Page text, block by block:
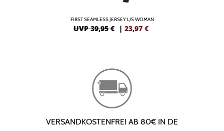
FIRST SEAMLESS JERSEY L/S WOMAN
UVP 39,95 € | 23,97 €
VERSANDKOSTENFREI AB 80€ IN DE